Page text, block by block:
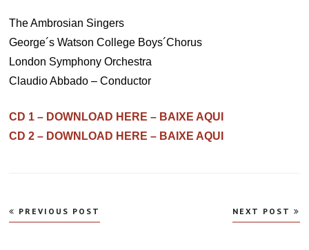
The Ambrosian Singers
George´s Watson College Boys´Chorus
London Symphony Orchestra
Claudio Abbado – Conductor
CD 1 – DOWNLOAD HERE – BAIXE AQUI
CD 2 – DOWNLOAD HERE – BAIXE AQUI
Navegação
de
PREVIOUS POST NEXT POST